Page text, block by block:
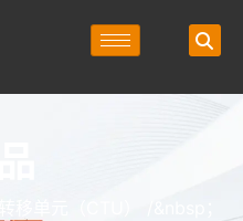
移单元（CTU）